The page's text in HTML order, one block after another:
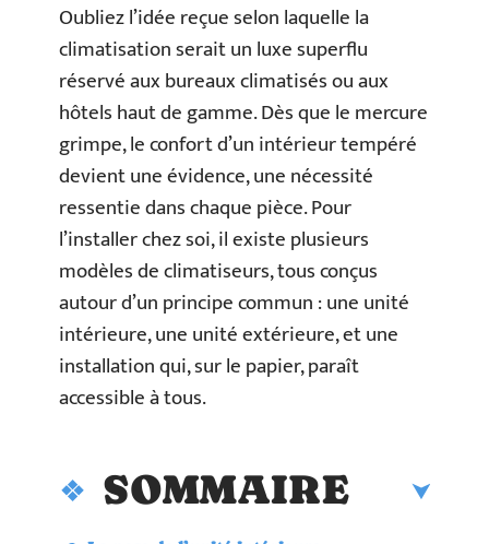
Oubliez l’idée reçue selon laquelle la
climatisation serait un luxe superflu
réservé aux bureaux climatisés ou aux
hôtels haut de gamme. Dès que le mercure
grimpe, le confort d’un intérieur tempéré
devient une évidence, une nécessité
ressentie dans chaque pièce. Pour
l’installer chez soi, il existe plusieurs
modèles de climatiseurs, tous conçus
autour d’un principe commun : une unité
intérieure, une unité extérieure, et une
installation qui, sur le papier, paraît
accessible à tous.
SOMMAIRE